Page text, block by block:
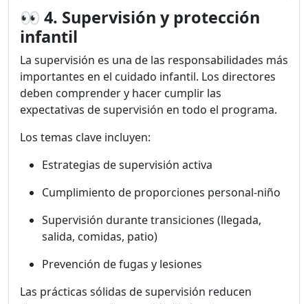
👀 4. Supervisión y protección
infantil
La supervisión es una de las responsabilidades más
importantes en el cuidado infantil. Los directores
deben comprender y hacer cumplir las
expectativas de supervisión en todo el programa.
Los temas clave incluyen:
Estrategias de supervisión activa
Cumplimiento de proporciones personal-niño
Supervisión durante transiciones (llegada,
salida, comidas, patio)
Prevención de fugas y lesiones
Las prácticas sólidas de supervisión reducen